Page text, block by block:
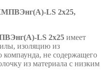
LS 2х25,
LS 2х25 имеет
изоляцию из
компаунда, не содержащего
из материала с низким